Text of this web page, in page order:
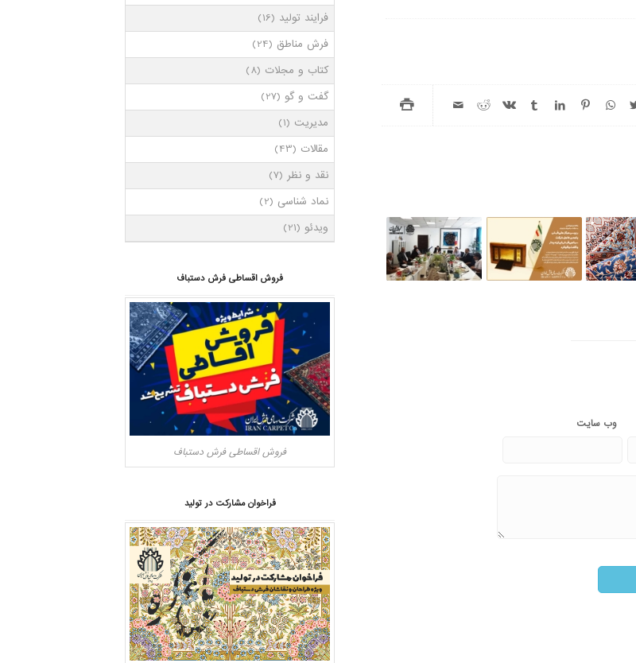
وب‌ سایت
فرایند تولید (16)
فرش مناطق (24)
کتاب و مجلات (8)
گفت و گو (27)
مدیریت (1)
مقالات (43)
نقد و نظر (7)
نماد شناسی (2)
ویدئو (21)
فروش اقساطی فرش دستباف
فروش اقساطی فرش دستباف
فراخوان مشارکت در تولید